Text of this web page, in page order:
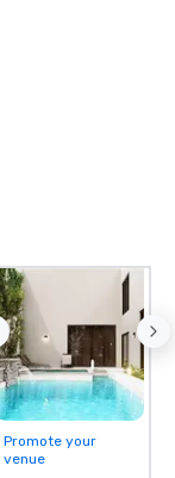
Promote your
venue